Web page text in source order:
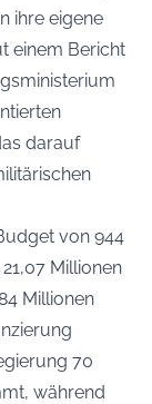
ihre eigene
einem Bericht
darauf
von 944
Millionen
Millionen
70
während